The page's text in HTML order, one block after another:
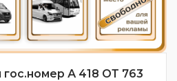
А 418 ОТ 763